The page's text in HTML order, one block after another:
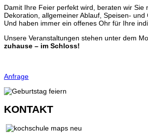
Damit Ihre Feier perfekt wird, beraten wir Sie
Dekoration, allgemeiner Ablauf, Speisen- und
Und haben immer ein offenes Ohr für Ihre
Unsere Veranstaltungen stehen unter dem
zuhause – im Schloss!
Anfrage
KONTAKT